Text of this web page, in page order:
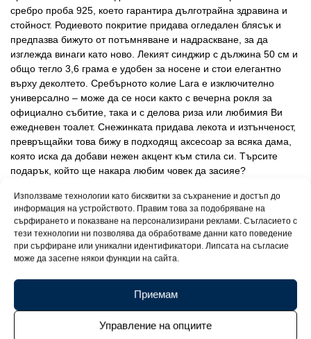
Използваме технологии като бисквитки за съхранение и достъп до
информация на устройството. Правим това за подобряване на
сърфирането и показване на персонализирани реклами. Съгласието с
тези технологии ни позволява да обработваме данни като поведение
при сърфиране или уникални идентификатори. Липсата на съгласие
може да засегне някои функции на сайта.
Приемам
Управление на опциите
сребро проба 925, което гарантира дълготрайна здравина и
стойност. Родиевото покритие придава огледален блясък и
предпазва бижуто от потъмняване и надраскване, за да
изглежда винаги като ново. Лекият синджир с дължина 50 см и
общо тегло 3,6 грама е удобен за носене и стои елегантно
върху деколтето. Сребърното колие Lara е изключително
универсално – може да се носи както с вечерна рокля за
официално събитие, така и с делова риза или любимия Ви
ежедневен тоалет. Снежинката придава лекота и изтънченост,
превръщайки това бижу в подходящ аксесоар за всяка дама,
която иска да добави нежен акцент към стила си. Търсите
подарък, който ще накара любим човек да засияе?
имен ден, Коледа, Свети Валентин или просто като жест на
внимание. Всяко колие пристига със сертификат за пробата
на среброто и в елегантна подаръчна кутийка, готова да
зарадва получателя си.